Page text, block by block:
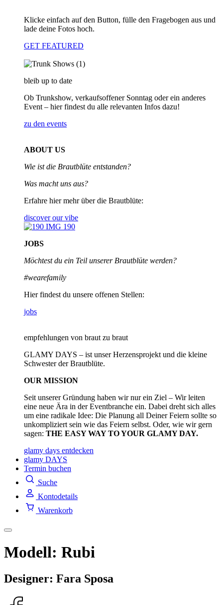
Klicke einfach auf den Button, fülle den Fragebogen aus und
lade deine Fotos hoch.
GET FEATURED
bleib up to date
Ob Trunkshow, verkaufsoffener Sonntag oder ein anderes
Event – hier findest du alle relevanten Infos dazu!
zu den events
ABOUT US
Wie ist die Brautblüte entstanden?
Was macht uns aus?
Erfahre hier mehr über die Brautblüte:
discover our vibe
JOBS
Möchtest du ein Teil unsererBrautblüte werden?
#wearefamily
Hier findest du unsere offenen Stellen:
jobs
empfehlungen von braut zu braut
GLAMY DAYS – ist unser Herzensprojekt und die kleine
Schwester der Brautblüte.
OUR MISSION
Seit unserer Gründung haben wir nur ein Ziel – Wir leiten
eine neue Ära in der Eventbranche ein. Dabei dreht sich alles
um eine radikale Idee: Die Planung all Deiner Feiern sollte so
unkompliziert sein wie das Feiern selbst. Oder, wie wir gern
sagen: THE EASY WAY TO YOUR GLAMY DAY.
glamy days entdecken
glamy DAYS
Termin buchen
Suche
Kontodetails
Warenkorb
Modell: Rubi
Designer: Fara Sposa